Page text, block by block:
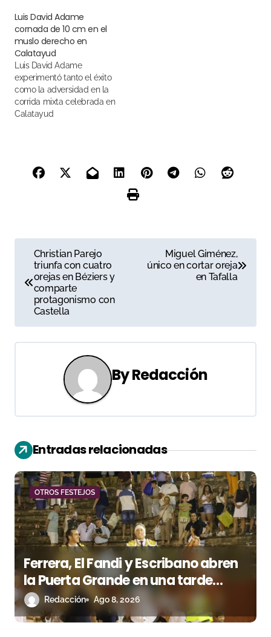
Luis David Adame
cornada de 10 cm en el
muslo derecho en
Calatayud
experimentó tanto el éxito
como la adversidad en la
corrida mixta celebrada en
Calatayud
a
e
g
i
ó
n
d
e
e
n
t
r
Christian Parejo
triunfa con cuatro
orejas en Béziers y
comparte
protagonismo con
Castella
Miguel Giménez,
único en cortar oreja
en Tafalla
ByRedacción
Entradas relacionadas
OTROS FESTEJOS
Ferrera, El Fandi y Escribano abren
la Puerta Grande en una tarde
triunfal en Azuaga
Redacción Ago 8, 2026